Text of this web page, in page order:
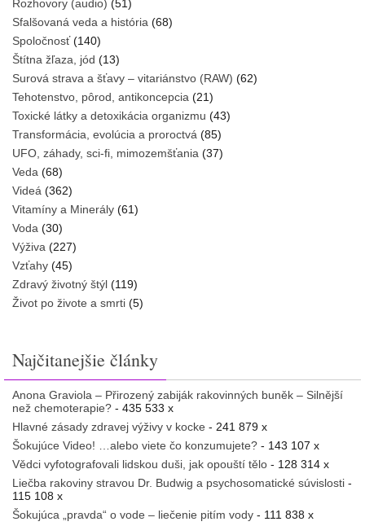
Rozhovory (audio) (51)
Sfalšovaná veda a história (68)
Spoločnosť(140)
Štítna žľaza, jód (13)
Surová strava a šťavy – vitariánstvo (RAW) (62)
Tehotenstvo, pôrod, antikoncepcia (21)
Toxické látky a detoxikácia organizmu (43)
Transformácia, evolúcia a proroctvá (85)
UFO, záhady, sci-fi, mimozemšťania (37)
Veda (68)
Videá (362)
Vitamíny a Minerály (61)
Voda (30)
Výživa (227)
Vzťahy (45)
Zdravý životný štýl (119)
Život po živote a smrti (5)
Najčitanejšie články
Anona Graviola – Přirozený zabiják rakovinných buněk – Silnější
než chemoterapie? - 435 533 x
Hlavné zásady zdravej výživy v kocke - 241 879 x
Šokujúce Video! …alebo viete čo konzumujete? - 143 107 x
Vědci vyfotografovali lidskou duši, jak opouští tělo - 128 314 x
Liečba rakoviny stravou Dr. Budwig a psychosomatické súvislosti -
115 108 x
Šokujúca „pravda“ o vode – liečenie pitím vody - 111 838 x